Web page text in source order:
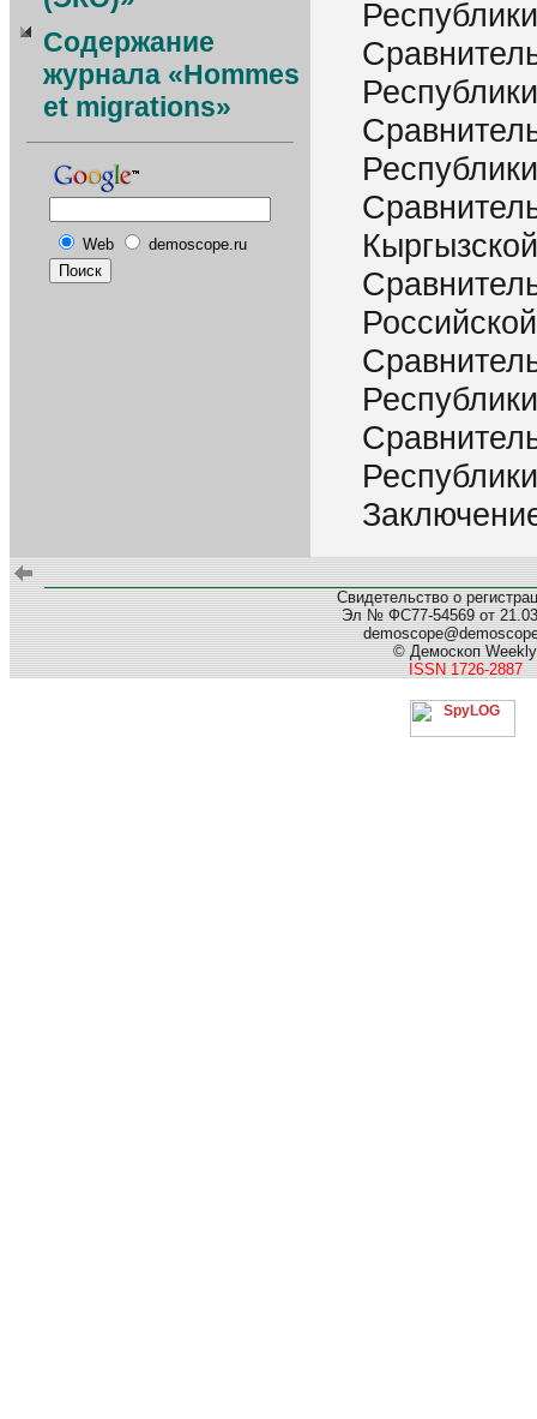
Содержание
журнала «Hommes
et migrations»
Web demoscope.ru
Свидетельство о
Эл № ФС77-54569 от
© Демоскоп Weekly
ISSN 1726-2887